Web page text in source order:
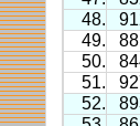
48.
49.
50.
51.
52.